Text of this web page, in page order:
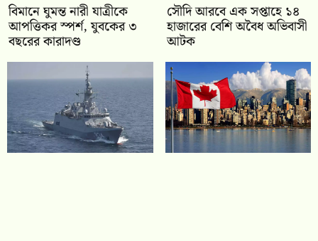
বিমানে ঘুমন্ত নারী যাত্রীকে
আপত্তিকর স্পর্শ, যুবকের ৩
বছরের কারাদণ্ড
সৌদি আরবে এক সপ্তাহে ১৪
হাজারের বেশি অবৈধ অভিবাসী
আটক